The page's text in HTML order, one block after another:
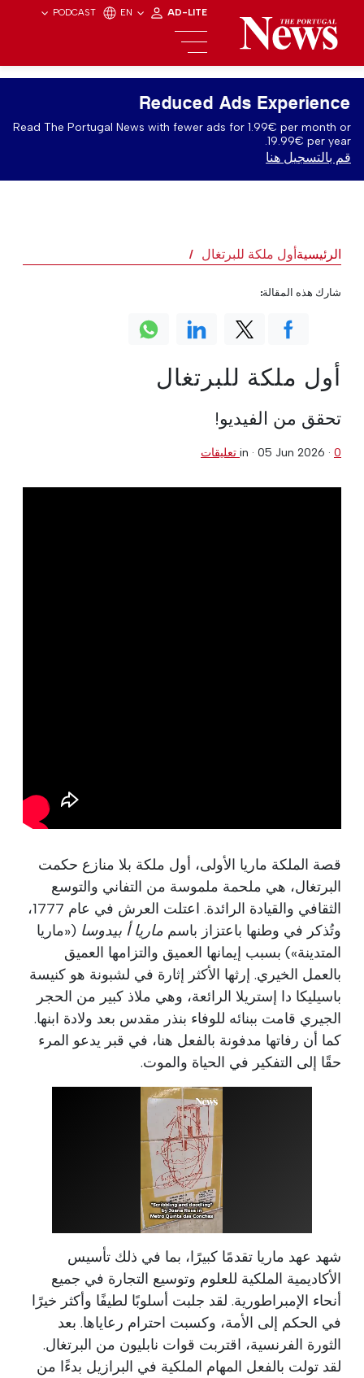
PODCAST EN AD-LITE
Reduced Ads Experience
Read The Portugal News with fewer ads for 1.99€ per month or
19.99€ per year.
قم بالتسجيل هنا
الرئيسيةأول ملكة للبرتغال
أول ملكة للبرتغال
تحقق من الفيديو!
in · 05 Jun 2026 · 0 تعليقات
قصة الملكة ماريا الأولى، أول ملكة بلا منازع حكمت
البرتغال، هي ملحمة ملموسة من التفاني والتوسع
الثقافي والقيادة الرائدة. اعتلت العرش في عام 1777،
وتُذكر في وطنها باعتزاز باسم ماريا أ بيدوسا («ماريا
المتدينة») بسبب إيمانها العميق والتزامها العميق
بالعمل الخيري. إرثها الأكثر إثارة في لشبونة هو كنيسة
باسيليكا دا إستريلا الرائعة، وهي ملاذ كبير من الحجر
الجيري قامت ببنائه للوفاء بنذر مقدس بعد ولادة ابنها.
كما أن رفاتها مدفونة بالفعل هنا، في قبر يدعو المرء
حقًا إلى التفكير في الحياة والموت.
شهد عهد ماريا تقدمًا كبيرًا، بما في ذلك تأسيس
الأكاديمية الملكية للعلوم وتوسيع التجارة في جميع
أنحاء الإمبراطورية. لقد جلبت أسلوبًا لطيفًا وأكثر خيرًا
في الحكم إلى الأمة، وكسبت احترام رعاياها. بعد
الثورة الفرنسية، اقتربت قوات نابليون من البرتغال.
لقد تولت بالفعل المهام الملكية في البرازيل بدءًا من
شارك هذه المقالة: